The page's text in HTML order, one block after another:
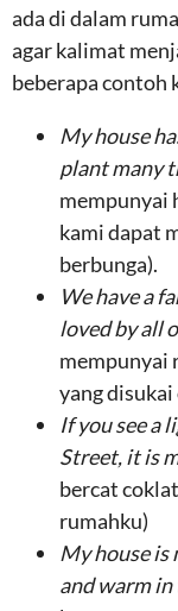
ada di dalam
agar kalimat
beberapa contoh
My house
plant many
mempunyai
kami dapat
berbunga).
We have a
loved by all
mempunyai
yang
If you see a
Street, it is
bercat
rumahku)
My house
and warm